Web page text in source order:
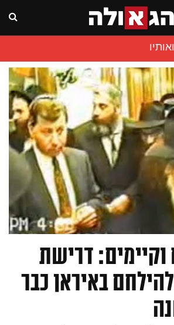
וקיימים: דרישת
להילחם באיראן כבר